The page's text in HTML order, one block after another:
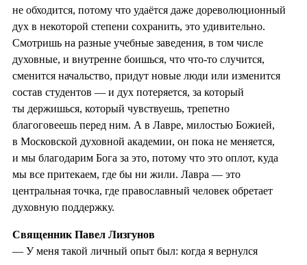
не обходится, потому что удаётся даже дореволюционный
дух в некоторой степени сохранить, это удивительно.
Смотришь на разные учебные заведения, в том числе
духовные, и внутренне боишься, что что-то случится,
сменится начальство, придут новые люди или изменится
состав студентов — и дух потеряется, за который
ты держишься, который чувствуешь, трепетно
благоговеешь перед ним. А в Лавре, милостью Божией,
в Московской духовной академии, он пока не меняется,
и мы благодарим Бога за это, потому что это оплот, куда
мы все притекаем, где бы ни жили. Лавра — это
центральная точка, где православный человек обретает
духовную поддержку.
Священник Павел Лизгунов
— У меня такой личный опыт был: когда я вернулся